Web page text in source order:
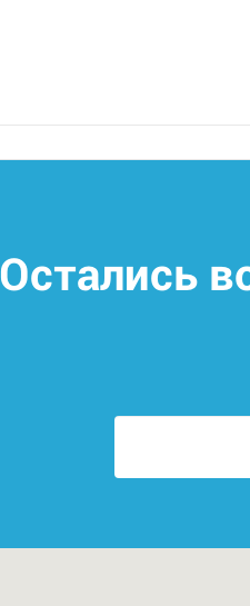
Остались